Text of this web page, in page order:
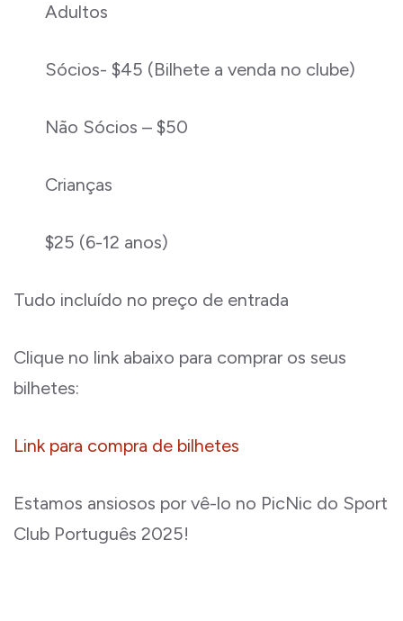
Adultos
Sócios- $45 (Bilhete a venda no clube)
Não Sócios – $50
Crianças
$25 (6-12 anos)
Tudo incluído no preço de entrada
Clique no link abaixo para comprar os seus
bilhetes:
Link para compra de bilhetes
Estamos ansiosos por vê-lo no PicNic do Sport
Club Português 2025!